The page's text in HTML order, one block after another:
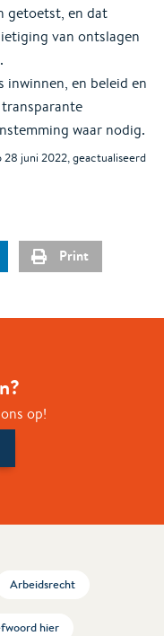
getoetst, en dat
van ontslagen
en beleid en
waar nodig.
28 juni 2022, geactualiseerd
Print
op!
Arbeidsrecht
hier